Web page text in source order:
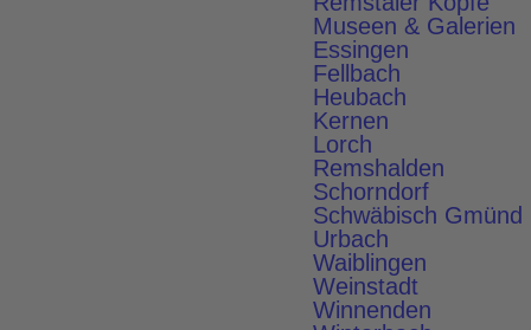
Museen & Galerien
Essingen
Fellbach
Heubach
Kernen
Lorch
Remshalden
Schorndorf
Schwäbisch Gmünd
Urbach
Waiblingen
Weinstadt
Winnenden
Kulturelle Erlebnisse
Die Zugvögel